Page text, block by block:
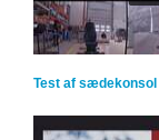
Test af sædekonsol